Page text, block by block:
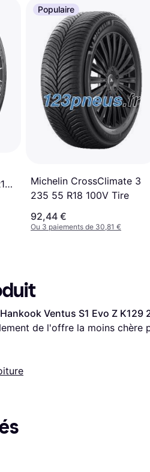
Populaire
Michelin CrossClimate 3
235 55 R18 100V Tire
92,44 €
Ou 3 paiements de 30,81 €
Hankook Ventus S1 Evo Z K129
de l'offre la moins chère